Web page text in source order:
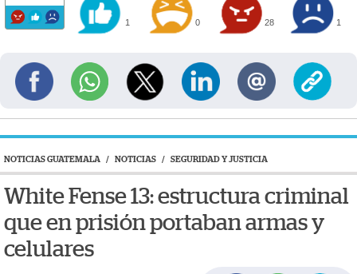
1 0 28 1
NOTICIAS GUATEMALA / NOTICIAS / SEGURIDAD Y JUSTICIA
White Fense 13: estructura criminal
que en prisión portaban armas y
celulares